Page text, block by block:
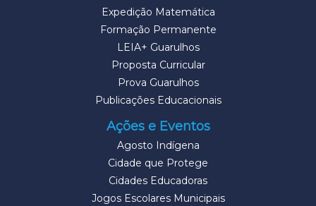
Expedição Matemática
Formação Permanente
LEIA+ Guarulhos
Proposta Curricular
Prova Guarulhos
Publicações Educacionais
Ações e Eventos
Agosto Indígena
Cidade que Protege
Cidades Educadoras
Jogos Escolares Municipais